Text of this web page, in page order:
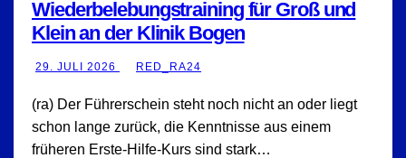
Wiederbelebungstraining für Groß und
Klein an der Klinik Bogen
29. JULI 2026 RED_RA24
(ra) Der Führerschein steht noch nicht an oder liegt
schon lange zurück, die Kenntnisse aus einem
früheren Erste-Hilfe-Kurs sind stark…